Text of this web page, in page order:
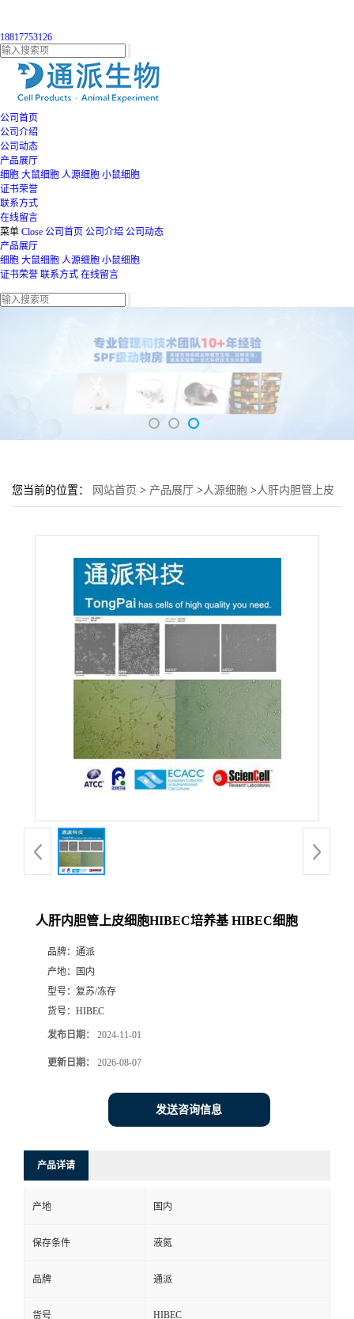
18817753126
公司首页
公司介绍
公司动态
产品展厅
细胞 大鼠细胞 人源细胞 小鼠细胞
证书荣誉
联系方式
在线留言
菜单 Close 公司首页 公司介绍 公司动态
产品展厅
细胞 大鼠细胞 人源细胞 小鼠细胞
证书荣誉 联系方式 在线留言
您当前的位置： 网站首页 > 产品展厅 >人源细胞 >人肝内胆管上皮
人肝内胆管上皮细胞HIBEC培养基 HIBEC细胞
品牌： 通派
产地：
国内
型号： 复苏/冻存
货号： HIBEC
发布日期： 2024-11-01
更新日期： 2026-08-07
发送咨询信息
产品详请
产地 国内
保存条件 液氮
品牌 通派
货号 HIBEC